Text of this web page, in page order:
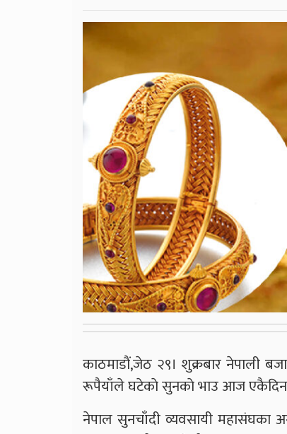
काठमाडाैं,जेठ २९। शुक्रबार नेपाली
रूपैयाँले घटेकाे सुनकाे भाउ आज एकैदिन
नेपाल सुनचाँदी व्यवसायी महासंघका